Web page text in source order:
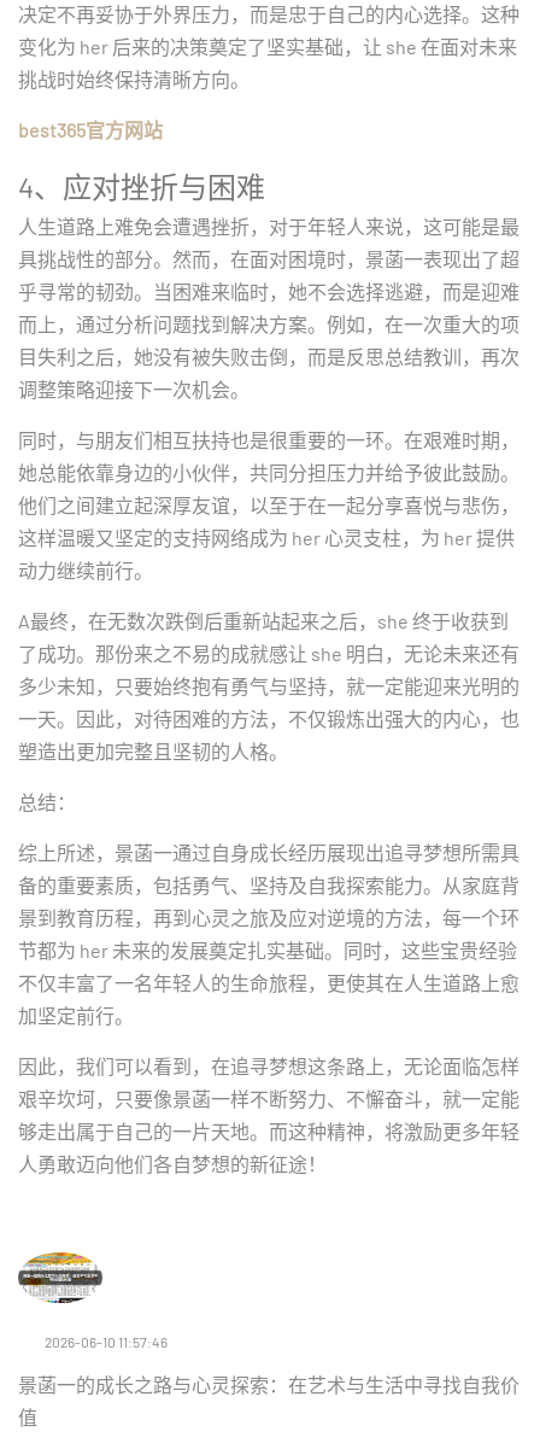
决定不再妥协于外界压力，而是忠于自己的内心选择。这种
变化为 her 后来的决策奠定了坚实基础，让 she 在面对未来
挑战时始终保持清晰方向。
best365官方网站
4、应对挫折与困难
人生道路上难免会遭遇挫折，对于年轻人来说，这可能是最
具挑战性的部分。然而，在面对困境时，景菡一表现出了超
乎寻常的韧劲。当困难来临时，她不会选择逃避，而是迎难
而上，通过分析问题找到解决方案。例如，在一次重大的项
目失利之后，她没有被失败击倒，而是反思总结教训，再次
调整策略迎接下一次机会。
同时，与朋友们相互扶持也是很重要的一环。在艰难时期，
她总能依靠身边的小伙伴，共同分担压力并给予彼此鼓励。
他们之间建立起深厚友谊，以至于在一起分享喜悦与悲伤，
这样温暖又坚定的支持网络成为 her 心灵支柱，为 her 提供
动力继续前行。
A最终，在无数次跌倒后重新站起来之后，she 终于收获到
了成功。那份来之不易的成就感让 she 明白，无论未来还有
多少未知，只要始终抱有勇气与坚持，就一定能迎来光明的
一天。因此，对待困难的方法，不仅锻炼出强大的内心，也
塑造出更加完整且坚韧的人格。
总结：
综上所述，景菡一通过自身成长经历展现出追寻梦想所需具
备的重要素质，包括勇气、坚持及自我探索能力。从家庭背
景到教育历程，再到心灵之旅及应对逆境的方法，每一个环
节都为 her 未来的发展奠定扎实基础。同时，这些宝贵经验
不仅丰富了一名年轻人的生命旅程，更使其在人生道路上愈
加坚定前行。
因此，我们可以看到，在追寻梦想这条路上，无论面临怎样
艰辛坎坷，只要像景菡一样不断努力、不懈奋斗，就一定能
够走出属于自己的一片天地。而这种精神，将激励更多年轻
人勇敢迈向他们各自梦想的新征途！
2026-06-10 11:57:46
景菡一的成长之路与心灵探索：在艺术与生活中寻找自我价
值